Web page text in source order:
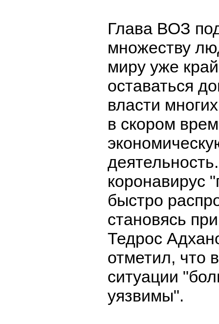
Глава ВОЗ
множеству
миру уже
оставаться
власти
в скором
коронавирус
быстро
становясь
Тедрос
отметил, что
ситуации
уязвимы".